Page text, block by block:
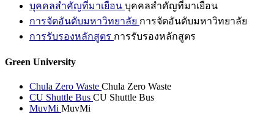
บุคคลสำคัญที่มาเยือน บุคคลสำคัญที่มาเยือน
การจัดอันดับมหาวิทยาลัย การจัดอันดับมหาวิทยาลัย
การรับรองหลักสูตร การรับรองหลักสูตร
Green University
Chula Zero Waste Chula Zero Waste
CU Shuttle Bus CU Shuttle Bus
MuvMi MuvMi